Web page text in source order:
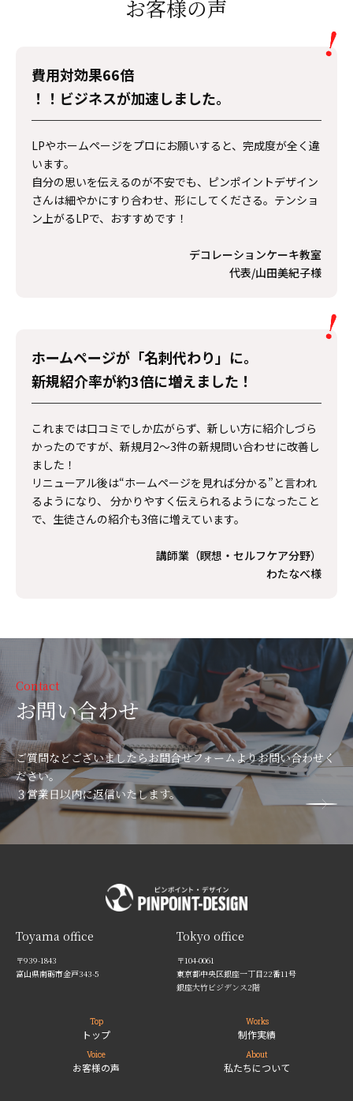
お客様の声
費用対効果66倍
！！ビジネスが加速しました。
LPやホームページをプロにお願いすると、完成度が全く違
います。
自分の思いを伝えるのが不安でも、ピンポイントデザイン
さんは細やかにすり合わせ、形にしてくださる。テンショ
ン上がるLPで、おすすめです！
デコレーションケーキ教室
代表/山田美紀子様
ホームページが「名刺代わり 」に。
新規紹介率が約3倍に増えました！
これまでは口コミでしか広がらず、新しい方に紹介しづら
かったのですが、新規月2〜3件の新規問い合わせに改善し
ました！
リニューアル後は“ホームページを見れば分かる”と言われ
るようになり、 分かりやすく伝えられるようになったこと
で、生徒さんの紹介も3倍に増えています。
講師業（瞑想・セルフケア分野）
わたなべ様
Contact
お問い合わせ
ご質問などございましたらお問合せフォームよりお問い合わせく
ださい。
３営業日以内に返信いたします。
Toyama office
〒939-1843
富山県南砺市金戸343-5
Tokyo office
〒104-0061
東京都中央区銀座一丁目22番11号
銀座大竹ビジデンス2階
Top
トップ
Works
制作実績
Voice
お客様の声
About
私たちについて